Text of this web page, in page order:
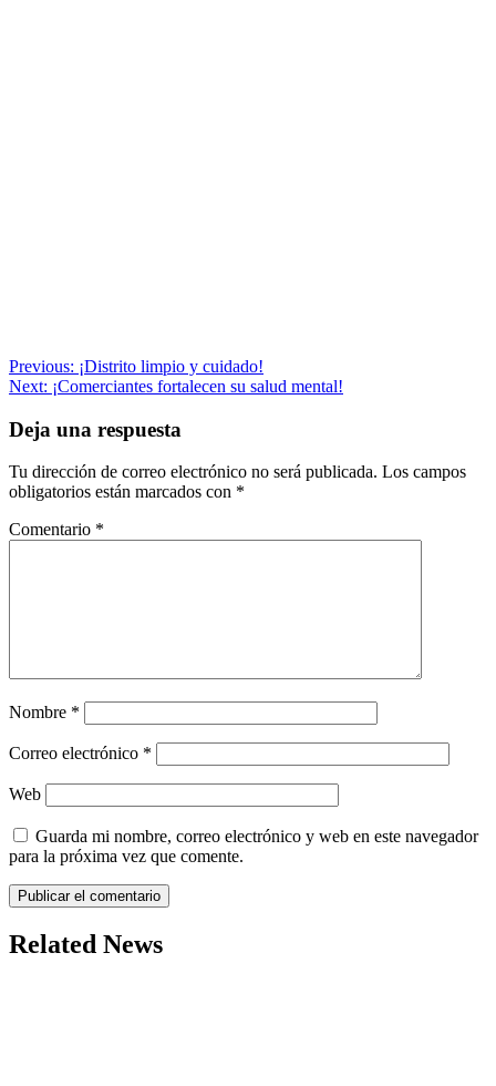
Navegación
de
entradas
Previous: ¡Distrito limpio y cuidado!
Next: ¡Comerciantes fortalecen su salud mental!
Deja una respuesta
Tu dirección de correo electrónico no será publicada. Los campos
obligatorios están marcados con *
Comentario *
Nombre *
Correo electrónico *
Web
Guarda mi nombre, correo electrónico y web en este navegador
para la próxima vez que comente.
Related News